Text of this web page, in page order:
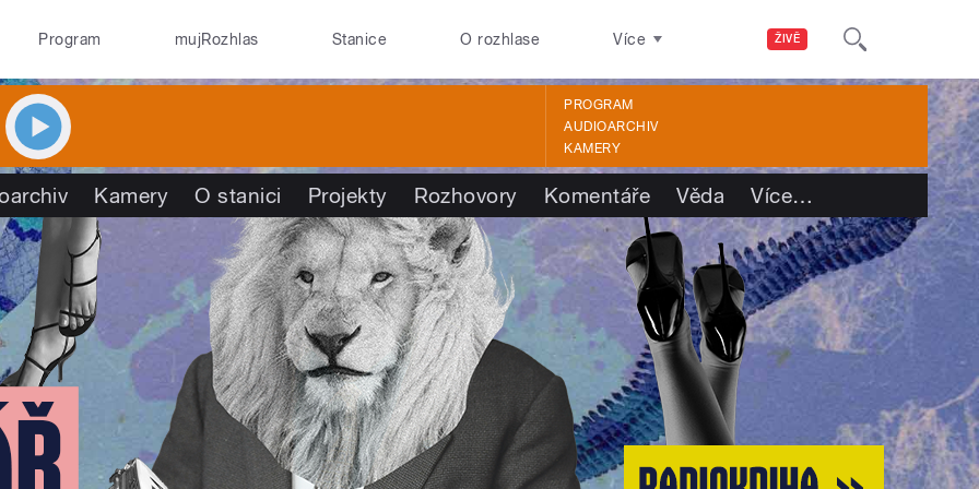
ŽIVĚ
Program mujRozhlas Stanice O rozhlase Více
PROGRAM
AUDIOARCHIV
KAMERY
Kamery O stanici Projekty Rozhovory Komentáře Věda Více…